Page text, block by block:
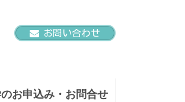
お問い合わせ
お申込み・お問合せ